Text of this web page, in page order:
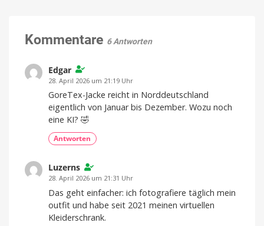
Kommentare 6 Antworten
Edgar
28. April 2026 um 21:19 Uhr
GoreTex-Jacke reicht in Norddeutschland
eigentlich von Januar bis Dezember. Wozu noch
eine KI? 🤣
Antworten
Luzerns
28. April 2026 um 21:31 Uhr
Das geht einfacher: ich fotografiere täglich mein
outfit und habe seit 2021 meinen virtuellen
Kleiderschrank.